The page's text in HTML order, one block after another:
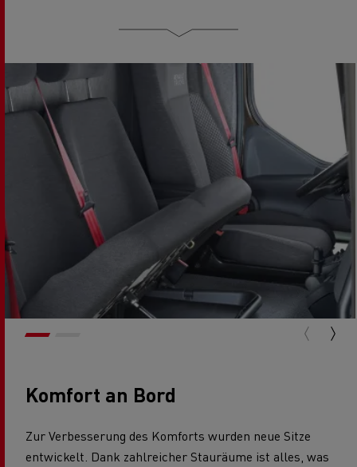
Komfort an Bord
Zur Verbesserung des Komforts wurden neue Sitze
entwickelt. Dank zahlreicher Stauräume ist alles, was